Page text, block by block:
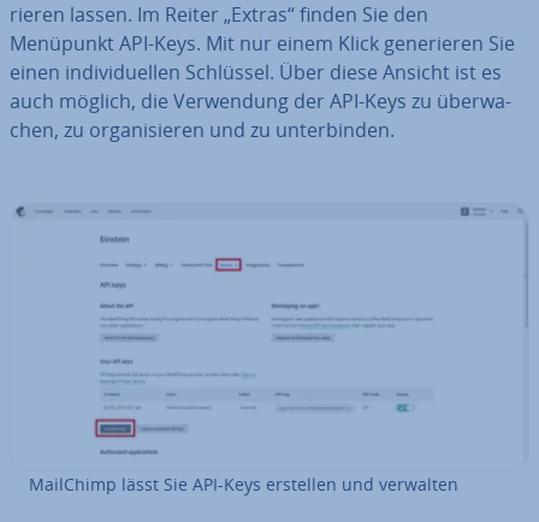
rie­ren lassen. Im Reiter „Extras“ finden Sie den
Menüpunkt API-Keys. Mit nur einem Klick ge­ne­rie­ren Sie
einen in­di­vi­du­el­len Schlüssel. Über diese Ansicht ist es
auch möglich, die Ver­wen­dung der API-Keys zu über­wa­
chen, zu or­ga­ni­sie­ren und zu un­ter­bin­den.
MailChimp lässt Sie API-Keys erstellen und verwalten